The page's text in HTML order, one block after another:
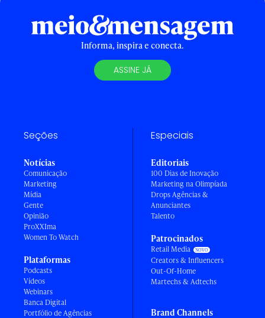
Informa, inspira e conecta.
ASSINE JÁ
Seções
Notícias
Comunicação
Marketing
Mídia
Gente
Opinião
ProXXIma
Women To Watch
Plataformas
Podcasts
Vídeos
Webinars
Banca Digital
Portfólio de Agências
Especiais
Editoriais
100 Dias de Inovação
Marketing na Olimpíada
Drops Agências &
Anunciantes
Talento
Patrocinados
Retail Media
Creators & Influencers
Out-Of-Home
Martechs & Adtechs
Brand Channels